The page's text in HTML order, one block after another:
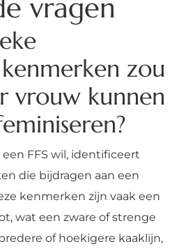
vragen
zou
vrouw kunnen
FFS wil, identificeert
die bijdragen aan een
kenmerken zijn vaak een
wat een zware of strenge
of hoekigere kaaklijn,